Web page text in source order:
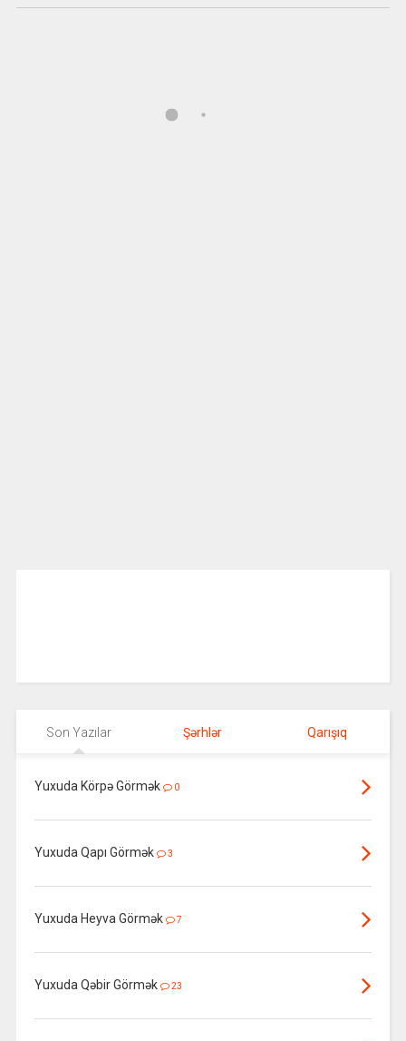
Son Yazılar Şərhlər Qarışıq
Yuxuda Körpə Görmək 0
Yuxuda Qapı Görmək 3
Yuxuda Heyva Görmək 7
Yuxuda Qəbir Görmək 23